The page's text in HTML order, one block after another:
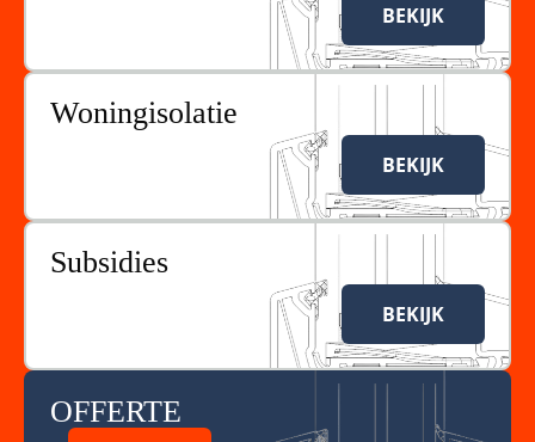
BEKIJK
Woningisolatie
BEKIJK
Subsidies
BEKIJK
OFFERTE